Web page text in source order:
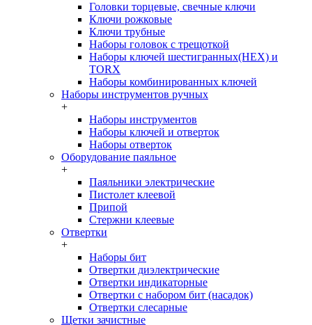
Головки торцевые, свечные ключи
Ключи рожковые
Ключи трубные
Наборы головок c трещоткой
Наборы ключей шестигранных(HEX) и
TORX
Наборы комбинированных ключей
Наборы инструментов ручных
+
Наборы инструментов
Наборы ключей и отверток
Наборы отверток
Оборудование паяльное
+
Паяльники электрические
Пистолет клеевой
Припой
Стержни клеевые
Отвертки
+
Наборы бит
Отвертки диэлектрические
Отвертки индикаторные
Отвертки с набором бит (насадок)
Отвертки слесарные
Щетки зачистные